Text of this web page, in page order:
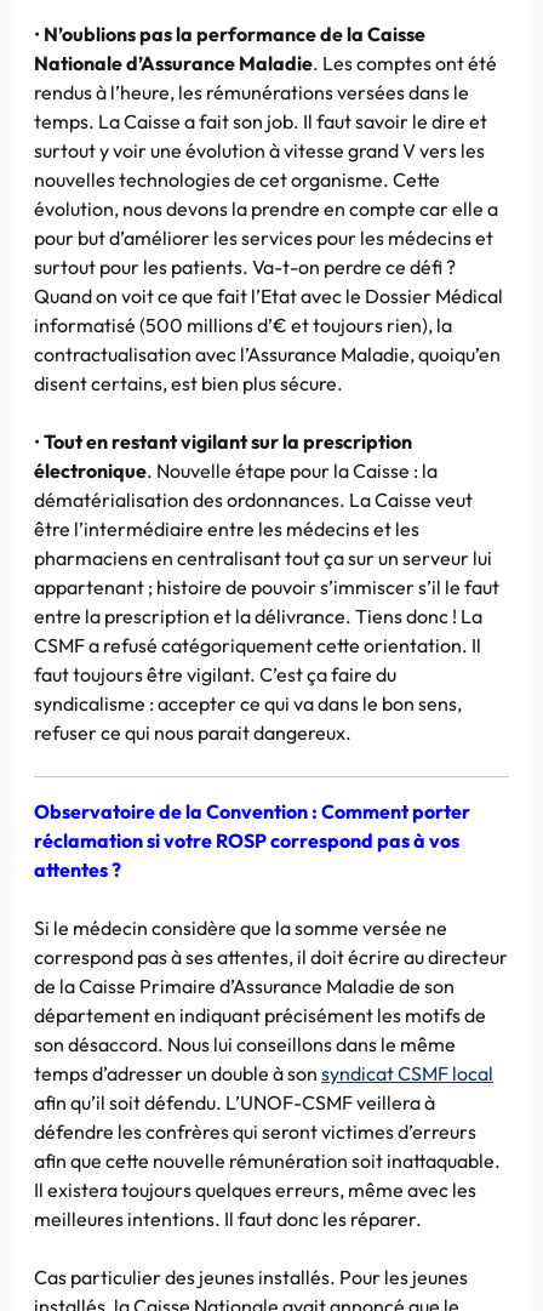
• N’oublions pas la performance de la Caisse
Nationale d’Assurance Maladie. Les comptes ont été
rendus à l’heure, les rémunérations versées dans le
temps. La Caisse a fait son job. Il faut savoir le dire et
surtout y voir une évolution à vitesse grand V vers les
nouvelles technologies de cet organisme. Cette
évolution, nous devons la prendre en compte car elle a
pour but d’améliorer les services pour les médecins et
surtout pour les patients. Va-t-on perdre ce défi ?
Quand on voit ce que fait l’Etat avec le Dossier Médical
informatisé (500 millions d’€ et toujours rien), la
contractualisation avec l’Assurance Maladie, quoiqu’en
disent certains, est bien plus sécure.
• Tout en restant vigilant sur la prescription
électronique. Nouvelle étape pour la Caisse : la
dématérialisation des ordonnances. La Caisse veut
être l’intermédiaire entre les médecins et les
pharmaciens en centralisant tout ça sur un serveur lui
appartenant ; histoire de pouvoir s’immiscer s’il le faut
entre la prescription et la délivrance. Tiens donc ! La
CSMF a refusé catégoriquement cette orientation. Il
faut toujours être vigilant. C’est ça faire du
syndicalisme : accepter ce qui va dans le bon sens,
refuser ce qui nous parait dangereux.
Observatoire de la Convention : Comment porter
réclamation si votre ROSP correspond pas à vos
attentes ?
Si le médecin considère que la somme versée ne
correspond pas à ses attentes, il doit écrire au directeur
de la Caisse Primaire d’Assurance Maladie de son
département en indiquant précisément les motifs de
son désaccord. Nous lui conseillons dans le même
temps d’adresser un double à son syndicat CSMF local
afin qu’il soit défendu. L’UNOF-CSMF veillera à
défendre les confrères qui seront victimes d’erreurs
afin que cette nouvelle rémunération soit inattaquable.
Il existera toujours quelques erreurs, même avec les
meilleures intentions. Il faut donc les réparer.
Cas particulier des jeunes installés. Pour les jeunes
installés, la Caisse Nationale avait annoncé que le